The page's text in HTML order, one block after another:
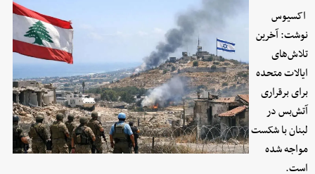
اکسیوس
نوشت: آخرین
تلاش‌های
ایالات متحده
برای برقراری
آتش‌بس در
لبنان با شکست
مواجه شده
است.